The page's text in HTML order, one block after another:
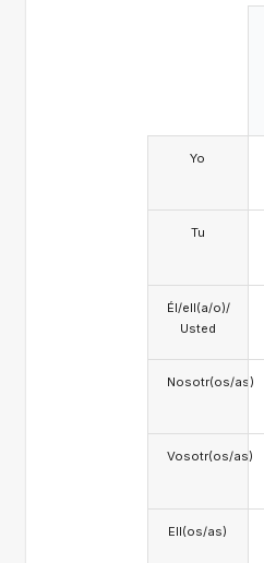
Yo
Tu
Él/ell(a/o)/
Usted
Nosotr(os/as)
Vosotr(os/as)
Ell(os/as)